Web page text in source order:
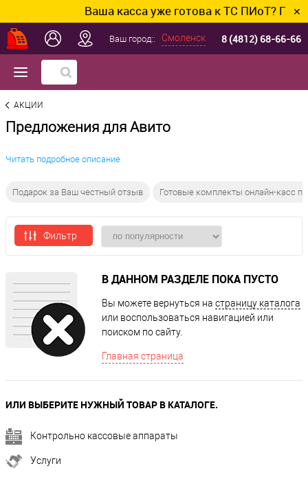
Ваша касса уже готова к ТС ПИоТ? ✕
Ваш город:: Смоленск 8 (4812) 68-66-66
АКЦИИ
Предложения для Авито
Читать подробное описание
Подарок за Ваш честный отзыв Готовые комплекты онлайн-касс
Фильтр
В ДАННОМ РАЗДЕЛЕ ПОКА ПУСТО
Вы можете вернуться на страницу каталога
или воспользоваться навигацией или
поиском по сайту.
Главная страница
ИЛИ ВЫБЕРИТЕ НУЖНЫЙ ТОВАР В КАТАЛОГЕ.
Контрольно кассовые аппараты
Услуги